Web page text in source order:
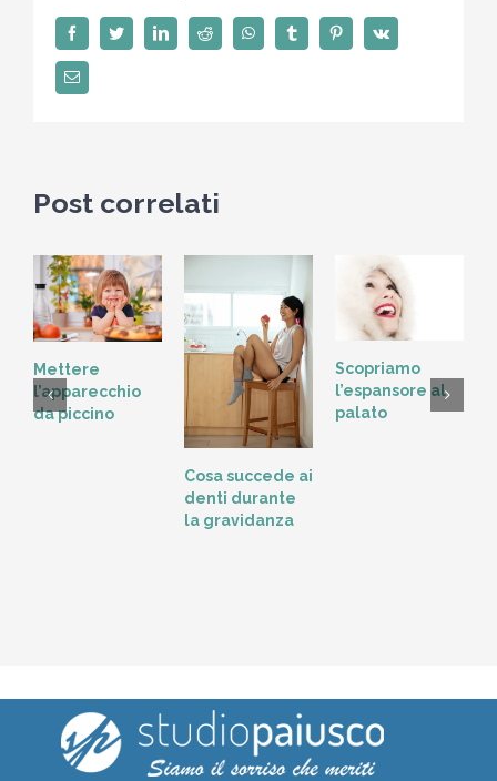
FacebookTwitterLinkedInRedditWhatsAppTumblr PinterestVk
Email
Post correlati
Mettere
l’apparecchio
da piccino
Cosa succede ai
denti durante
la gravidanza
Scopriamo
l’espansore al
palato